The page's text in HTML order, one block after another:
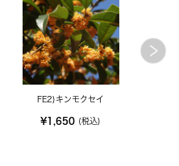
FE2)キンモクセイ
¥1,650 (税込)